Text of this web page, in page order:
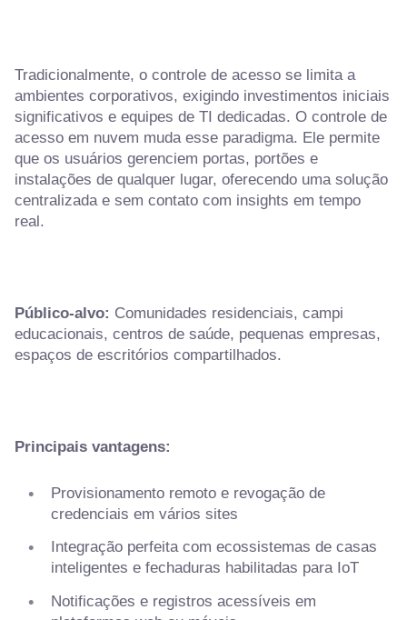
Tradicionalmente, o controle de acesso se limita a
ambientes corporativos, exigindo investimentos iniciais
significativos e equipes de TI dedicadas. O controle de
acesso em nuvem muda esse paradigma. Ele permite
que os usuários gerenciem portas, portões e
instalações de qualquer lugar, oferecendo uma solução
centralizada e sem contato com insights em tempo
real.
Público-alvo: Comunidades residenciais, campi
educacionais, centros de saúde, pequenas empresas,
espaços de escritórios compartilhados.
Principais vantagens:
Provisionamento remoto e revogação de
credenciais em vários sites
Integração perfeita com ecossistemas de casas
inteligentes e fechaduras habilitadas para IoT
Notificações e registros acessíveis em